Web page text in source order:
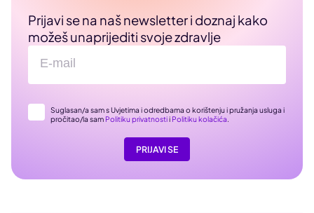
Prijavi se na naš newsletter i doznaj kako
možeš unaprijediti svoje zdravlje
Suglasan/a sam s Uvjetima i odredbama o korištenju i pružanja usluga i
pročitao/la sam Politiku privatnostii Politiku kolačića.
PRIJAVI SE